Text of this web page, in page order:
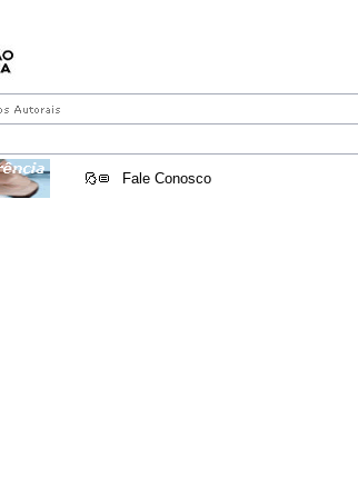
Fale Conosco